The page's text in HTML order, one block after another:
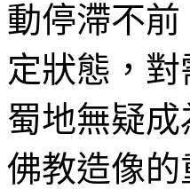
動停滯不
定狀態，
蜀地無疑
佛教造像